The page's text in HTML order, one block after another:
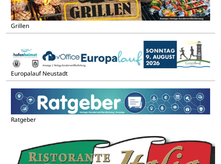
Grillen
Europalauf Neustadt
Ratgeber